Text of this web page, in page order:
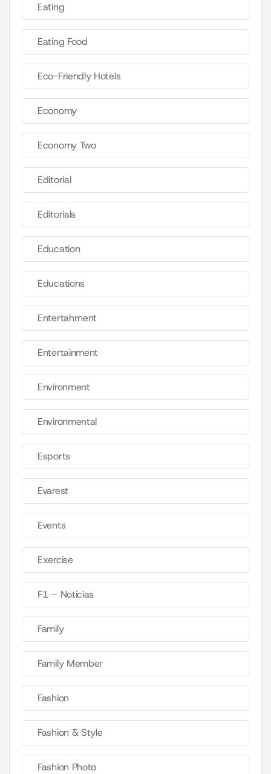
Eating
Eating Food
Eco-Friendly Hotels
Economy
Economy Two
Editorial
Editorials
Education
Educations
Entertahrnent
Entertainment
Environment
Environmental
Esports
Evarest
Events
Exercise
F1 – Noticias
Family
Family Member
Fashion
Fashion & Style
Fashion Photo